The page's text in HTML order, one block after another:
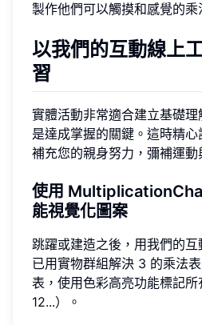
製作他們可以觸摸和感覺的乘
以我們的互動線上
習
實體活動非常適合建立基礎
是達成掌握的關鍵。這時精
補充您的親身努力，彌補運動
使用
能視覺化圖案
跳躍或建造之後，用我們的
已用實物群組解決 3 的乘法
表，使用色彩高亮功能標記
12...）。